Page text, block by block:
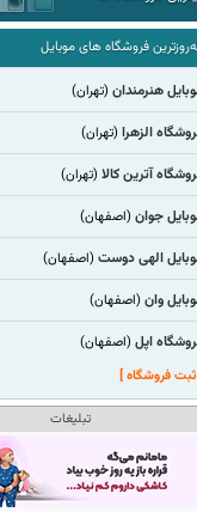
فروشگاه های موبایل
هنرمندان (تهران)
الزهرا (تهران)
آترین کالا (تهران)
جوان (اصفهان)
الهی دوست (اصفهان)
وان (اصفهان)
اپل (اصفهان)
فروشگاه ]
تبلیغات